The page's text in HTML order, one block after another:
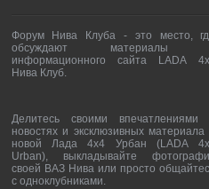
Форум Нива Клуба - это место,
обсуждают материалы
информационного сайта LADA
Нива Клуб.
Делитесь своими впечатлениями
новостях и эксклюзивных материала
новой Лада 4х4 Урбан (LADA
Urban), выкладывайте
своей ВАЗ Нива или просто
с одноклубниками.